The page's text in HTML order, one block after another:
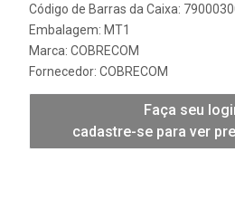
Código de Barras da Caixa:
Embalagem: MT1
Marca: COBRECOM
Fornecedor: COBRECOM
Faça seu
cadastre-se para ver